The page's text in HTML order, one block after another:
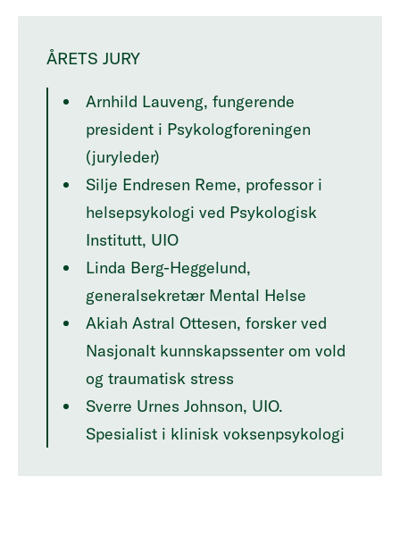
ÅRETS JURY
Arnhild Lauveng, fungerende
president i Psykologforeningen
(juryleder)
Silje Endresen Reme, professor i
helsepsykologi ved Psykologisk
Institutt, UIO
Linda Berg-Heggelund,
generalsekretær Mental Helse
Akiah Astral Ottesen, forsker ved
Nasjonalt kunnskapssenter om vold
og traumatisk stress
Sverre Urnes Johnson, UIO.
Spesialist i klinisk voksenpsykologi